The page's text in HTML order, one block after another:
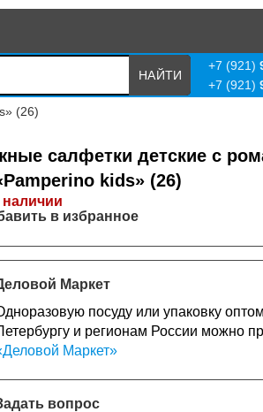
+7 (921)
+7 (921)
(26)
салфетки детские с
kids» (26)
наличии
в избранное
Маркет
посуду или упаковку
и регионам России можно
Маркет»
вопрос